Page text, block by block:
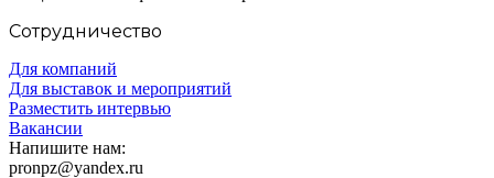
Сотрудничество
Для компаний
Для выставок и мероприятий
Разместить интервью
Вакансии
Напишите нам:
pronpz@yandex.ru